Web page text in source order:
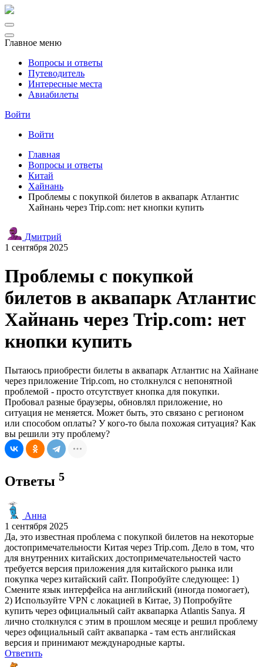
Главное меню
Вопросы и ответы
Путеводитель
Интересные места
Авиабилеты
Войти
Войти
Главная
Вопросы и ответы
Китай
Хайнань
Проблемы с покупкой билетов в аквапарк Атлантис
Хайнань через Trip.com: нет кнопки купить
Дмитрий
1 сентября 2025
Проблемы с покупкой
билетов в аквапарк Атлантис
Хайнань через Trip.com: нет
кнопки купить
Пытаюсь приобрести билеты в аквапарк Атлантис на Хайнане
через приложение Trip.com, но столкнулся с непонятной
проблемой - просто отсутствует кнопка для покупки.
Пробовал разные браузеры, обновлял приложение, но
ситуация не меняется. Может быть, это связано с регионом
или способом оплаты? У кого-то была похожая ситуация? Как
вы решили эту проблему?
Ответы 5
Анна
1 сентября 2025
Да, это известная проблема с покупкой билетов на некоторые
достопримечательности Китая через Trip.com. Дело в том, что
для внутренних китайских достопримечательностей часто
требуется версия приложения для китайского рынка или
покупка через китайский сайт. Попробуйте следующее: 1)
Смените язык интерфейса на английский (иногда помогает),
2) Используйте VPN с локацией в Китае, 3) Попробуйте
купить через официальный сайт аквапарка Atlantis Sanya. Я
лично столкнулся с этим в прошлом месяце и решил проблему
через официальный сайт аквапарка - там есть английская
версия и принимают международные карты.
Ответить